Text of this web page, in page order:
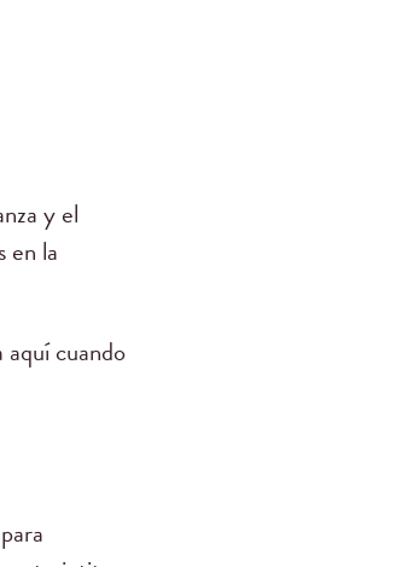
y el
en la
cuando